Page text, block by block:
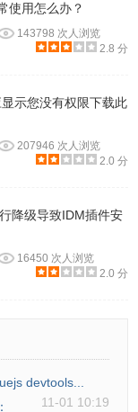
[/ q] [/ h]
path/File
件名
使用怎么办？
143798 次人浏览
2.8 分
示您没有权限下载此
207946 次人浏览
2.0 分
降级导致IDM插件安
16450 次人浏览
2.0 分
devtools...
11-01 10:19